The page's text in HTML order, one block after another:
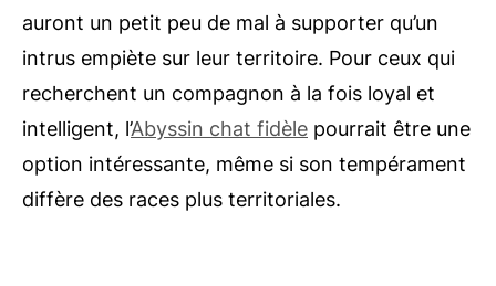
auront un petit peu de mal à supporter qu’un
intrus empiète sur leur territoire. Pour ceux qui
recherchent un compagnon à la fois loyal et
intelligent, l’Abyssin chat fidèle pourrait être une
option intéressante, même si son tempérament
diffère des races plus territoriales.